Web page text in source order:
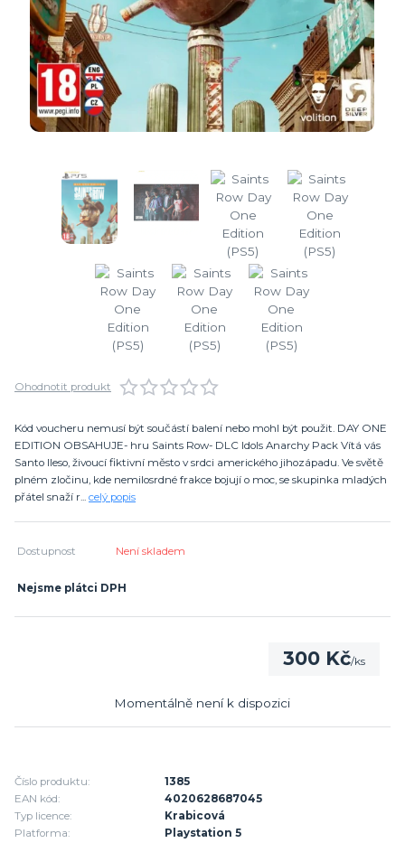
Ohodnotit produkt
Kód voucheru nemusí být součástí balení nebo mohl být použit. DAY ONE
EDITION OBSAHUJE- hru Saints Row- DLC Idols Anarchy Pack Vítá vás
Santo Ileso, živoucí fiktivní město v srdci amerického jihozápadu. Ve světě
plném zločinu, kde nemilosrdné frakce bojují o moc, se skupinka mladých
přátel snaží r... celý popis
Dostupnost Není skladem
Nejsme plátci DPH
300 Kč/ks
Momentálně není k dispozici
Číslo produktu:
1385
EAN kód:
4020628687045
Typ licence:
Krabicová
Platforma:
Playstation 5